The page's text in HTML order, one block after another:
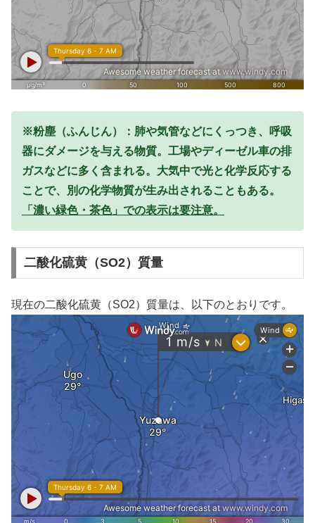
※粉塵（ふんじん）：肺や気管などにくっつき、呼吸
器にダメージを与える物質。工場やディーゼル車の排
ガスなどに多く含まれる。大気中で光と化学反応する
ことで、別の化学物質が生み出されることもある。
「濃い緑色・茶色」での表示は要注意。
二酸化硫黄（SO2）質量
現在の二酸化硫黄（SO2）質量は、以下のとおりです。